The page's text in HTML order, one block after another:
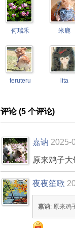
何瑞禾 米鹿
teruteru lita
评论 (5 个评论)
嘉讷 2025-
原来鸡子
夜夜笙歌
嘉讷: 原来鸡